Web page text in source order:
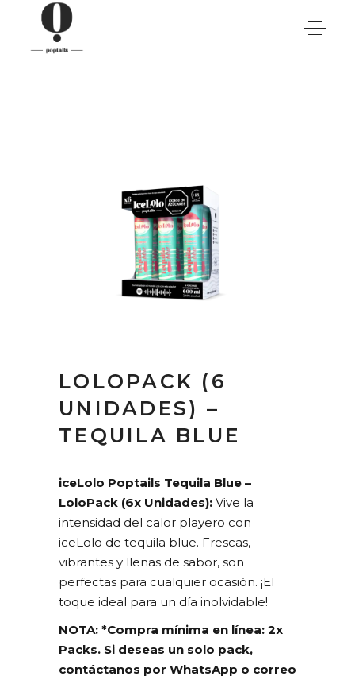
LOLOPACK (6
UNIDADES) –
TEQUILA BLUE
iceLolo Poptails Tequila Blue –
LoloPack (6x Unidades): Vive la
intensidad del calor playero con
iceLolo de tequila blue. Frescas,
vibrantes y llenas de sabor, son
perfectas para cualquier ocasión. ¡El
toque ideal para un día inolvidable!
NOTA: *Compra mínima en línea: 2x
Packs. Si deseas un solo pack,
contáctanos por WhatsApp o correo